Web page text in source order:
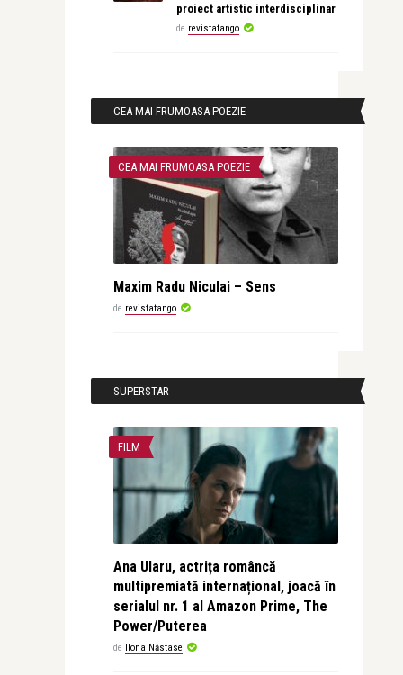
proiect artistic interdisciplinar
de revistatango
CEA MAI FRUMOASA POEZIE
CEA MAI FRUMOASA POEZIE
Maxim Radu Niculai – Sens
de revistatango
SUPERSTAR
FILM
Ana Ularu, actrița româncă
multipremiată internațional, joacă în
serialul nr. 1 al Amazon Prime, The
Power/Puterea
de Ilona Năstase